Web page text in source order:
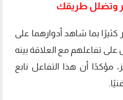
وتضلل طريقك
كثيرًا بما شاهد أدوارهما على
تفاعلهم مع العلاقة بينه
مؤكدًا أن هذا التفاعل نابع